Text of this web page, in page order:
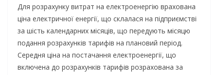
Для розрахунку витрат на електроенергію врахована
ціна електричної енергії, що склалася на підприємстві
за шість календарних місяців, що передують місяцю
подання розрахунків тарифів на плановий період.
Середня ціна на постачання електроенергії, що
включена до розрахунків тарифів розрахована за